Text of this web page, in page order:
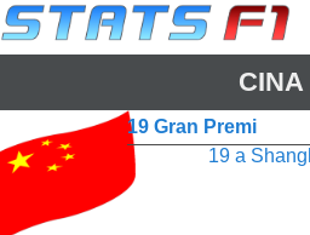
CINA
19 Gran Premi
19 a